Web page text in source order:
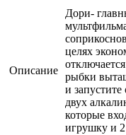
Описание
Дори-
целях
рыбки
и
двух
которые
игрушку и